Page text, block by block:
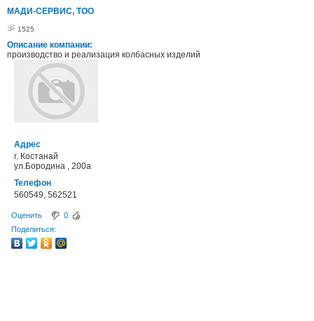
МАДИ-СЕРВИС, ТОО
1525
Описание компании:
производство и реализация колбасных изделий
Адрес
г. Костанай
ул.Бородина , 200а
Телефон
560549, 562521
Оценить
0
Поделиться: